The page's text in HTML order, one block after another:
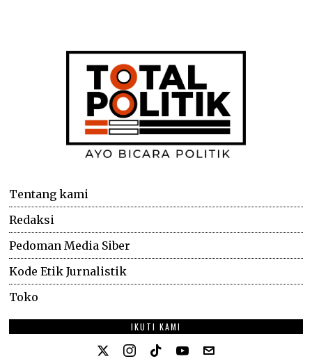
Tentang kami
Redaksi
Pedoman Media Siber
Kode Etik Jurnalistik
Toko
IKUTI KAMI